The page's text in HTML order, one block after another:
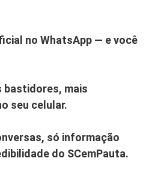
no WhatsApp — e você
bastidores, mais
seu celular.
só informação
do SCemPauta.